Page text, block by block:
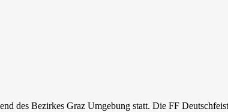
des Bezirkes Graz Umgebung statt. Die FF